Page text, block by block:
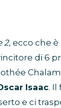
2, ecco che
di 6
Isaac. Il
e ci